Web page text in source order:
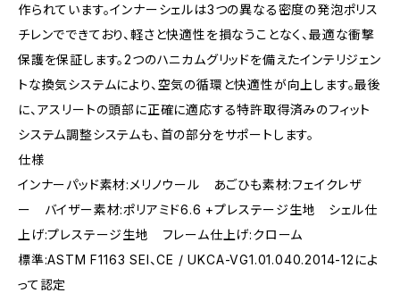
作られています。インナーシェルは3つの異なる密度の発泡ポリス
チレンでできており、軽さと快適性を損なうことなく、最適な衝撃
保護を保証します。2つのハニカムグリッドを備えたインテリジェン
トな換気システムにより、空気の循環と快適性が向上します。最後
に、アスリートの頭部に正確に適応する特許取得済みのフィット
システム調整システムも、首の部分をサポートします。
仕様
インナーパッド素材:メリノウール あごひも素材:フェイクレザ
ー バイザー素材:ポリアミド6.6 +プレステージ生地 シェル仕
上げ:プレステージ生地 フレーム仕上げ:クローム
標準:ASTM F1163 SEI、CE / UKCA-VG1.01.040.2014-12によ
って認定